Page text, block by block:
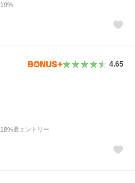
19%
4.65
18%要エントリー